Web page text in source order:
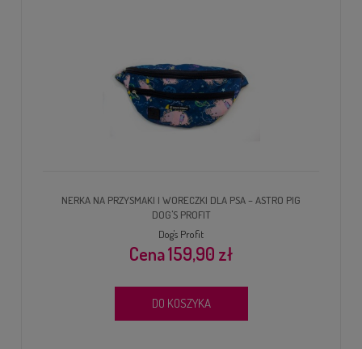
NERKA NA PRZYSMAKI I WORECZKI DLA PSA – ASTRO PIG
DOG'S PROFIT
Dog's Profit
159,90 zł
DO KOSZYKA